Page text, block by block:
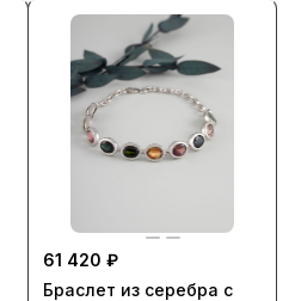
61 420 ₽
Браслет из серебра с